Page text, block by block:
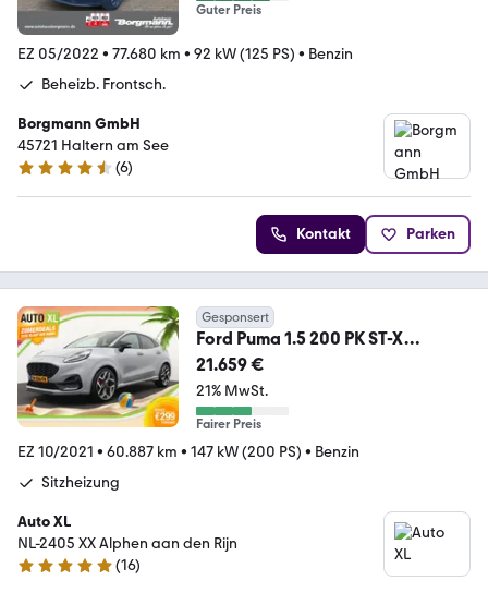
Guter Preis
EZ 05/2022 • 77.680 km • 92 kW (125 PS) • Benzin
Beheizb. Frontsch.
Borgmann GmbH
45721 Haltern am See
4.7 Sterne
(6)
Kontakt Parken
Gesponsert
Ford Puma 1.5 200 PK ST-X
Recaro/Kuipstoelen 19'LMV B
21.659 €
21% MwSt.
Fairer Preis
EZ 10/2021 • 60.887 km • 147 kW (200 PS) • Benzin
Sitzheizung
Auto XL
NL-2405 XX Alphen aan den Rijn
4.8 Sterne
(16)